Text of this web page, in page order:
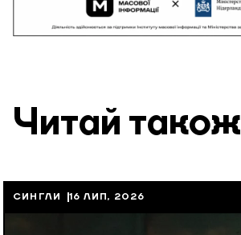
Читай також
СИНГЛИ 16 ЛИП, 2026